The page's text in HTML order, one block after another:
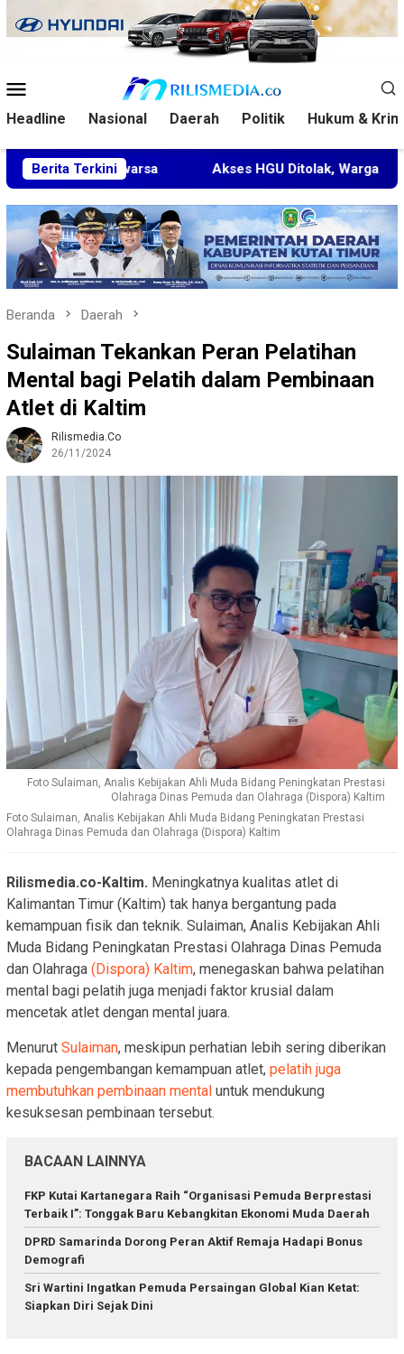
ke
Mobile
Headline Nasional Daerah Politik Hukum &
Berita TerkiniAkses HGU Ditolak, Warga Rantau Pulung
Beranda Daerah
Sulaiman Tekankan Peran Pelatihan
Mental bagi Pelatih dalam Pembinaan
Atlet di Kaltim
Rilismedia.co
26/11/2024
Foto Sulaiman, Analis Kebijakan Ahli Muda Bidang Peningkatan Prestasi
Olahraga Dinas Pemuda dan Olahraga (Dispora) Kaltim
Foto Sulaiman, Analis Kebijakan Ahli Muda Bidang Peningkatan Prestasi
Olahraga Dinas Pemuda dan Olahraga (Dispora) Kaltim
Rilismedia.co-Kaltim. Meningkatnya kualitas atlet di
Kalimantan Timur (Kaltim) tak hanya bergantung pada
kemampuan fisik dan teknik. Sulaiman, Analis Kebijakan Ahli
Muda Bidang Peningkatan Prestasi Olahraga Dinas Pemuda
dan Olahraga (Dispora) Kaltim, menegaskan bahwa pelatihan
mental bagi pelatih juga menjadi faktor krusial dalam
mencetak atlet dengan mental juara.
Menurut Sulaiman, meskipun perhatian lebih sering diberikan
kepada pengembangan kemampuan atlet, pelatih juga
membutuhkan pembinaan mental untuk mendukung
kesuksesan pembinaan tersebut.
BACAAN LAINNYA
FKP Kutai Kartanegara Raih “Organisasi Pemuda Berprestasi
Terbaik I”: Tonggak Baru Kebangkitan Ekonomi Muda Daerah
DPRD Samarinda Dorong Peran Aktif Remaja Hadapi Bonus
Demografi
Sri Wartini Ingatkan Pemuda Persaingan Global Kian Ketat:
Siapkan Diri Sejak Dini